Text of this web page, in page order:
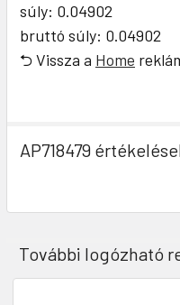
súly: 0.04902
bruttó súly: 0.04902
⮌ Vissza a Home
AP718479
További logózható